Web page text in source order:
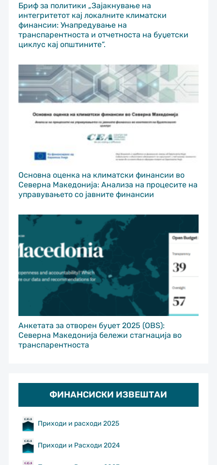
Бриф за политики „Зајакнување на
интегритетот кај локалните климатски
финансии: Унапредување на
транспарентноста и отчетноста на буџетски
циклус кај општините“.
Основна оценка на климатски финансии во
Северна Македонија: Анализа на процесите на
управувањето со јавните финансии
Анкетата за отворен буџет 2025 (OBS):
Северна Македонија бележи стагнација во
транспарентноста
ФИНАНСИСКИ ИЗВЕШТАИ
Приходи и расходи 2025
Приходи и Расходи 2024